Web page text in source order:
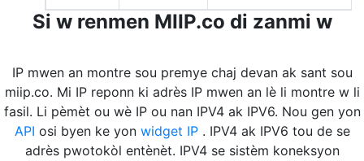
Si w renmen MIIP.co di zanmi w
IP mwen an montre sou premye chaj devan ak sant sou
miip.co. Mi IP reponn ki adrès IP mwen an lè li montre w li
fasil. Li pèmèt ou wè IP ou nan IPV4 ak IPV6. Nou gen yon
API osi byen ke yon widget IP. IPV4 ak IPV6 tou de se
adrès pwotokòl entènèt. IPV4 se sistèm koneksyon